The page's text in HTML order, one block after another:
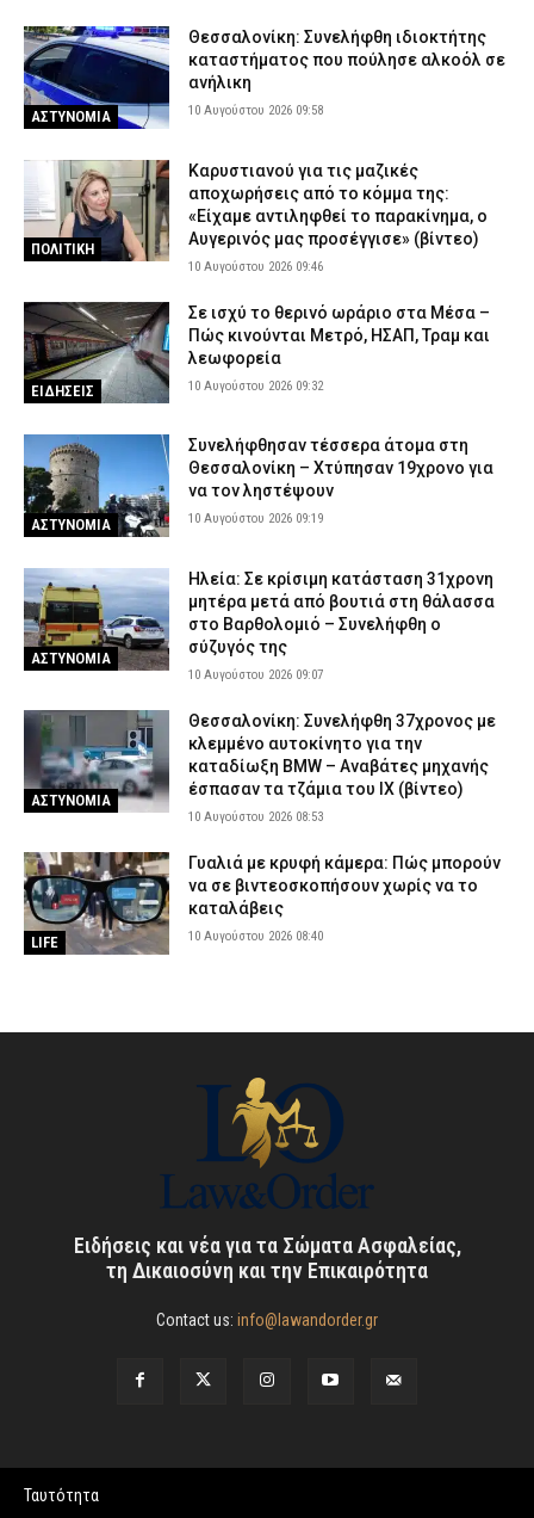
ΑΣΤΥΝΟΜΙΑ
Θεσσαλονίκη: Συνελήφθη ιδιοκτήτης
καταστήματος που πούλησε αλκοόλ σε
ανήλικη
10 Αυγούστου 2026 09:58
ΠΟΛΙΤΙΚΗ
Καρυστιανού για τις μαζικές
αποχωρήσεις από το κόμμα της:
«Είχαμε αντιληφθεί το παρακίνημα, ο
Αυγερινός μας προσέγγισε» (βίντεο)
10 Αυγούστου 2026 09:46
ΕΙΔΗΣΕΙΣ
Σε ισχύ το θερινό ωράριο στα Μέσα –
Πώς κινούνται Μετρό, ΗΣΑΠ, Τραμ και
λεωφορεία
10 Αυγούστου 2026 09:32
ΑΣΤΥΝΟΜΙΑ
Συνελήφθησαν τέσσερα άτομα στη
Θεσσαλονίκη – Χτύπησαν 19χρονο για
να τον ληστέψουν
10 Αυγούστου 2026 09:19
ΑΣΤΥΝΟΜΙΑ
Ηλεία: Σε κρίσιμη κατάσταση 31χρονη
μητέρα μετά από βουτιά στη θάλασσα
στο Βαρθολομιό – Συνελήφθη ο
σύζυγός της
10 Αυγούστου 2026 09:07
ΑΣΤΥΝΟΜΙΑ
Θεσσαλονίκη: Συνελήφθη 37χρονος με
κλεμμένο αυτοκίνητο για την
καταδίωξη BMW – Αναβάτες μηχανής
έσπασαν τα τζάμια του ΙΧ (βίντεο)
10 Αυγούστου 2026 08:53
LIFE
Γυαλιά με κρυφή κάμερα: Πώς μπορούν
να σε βιντεοσκοπήσουν χωρίς να το
καταλάβεις
10 Αυγούστου 2026 08:40
Ειδήσεις και νέα για τα Σώματα Ασφαλείας,
τη Δικαιοσύνη και την Επικαιρότητα
Contact us: info@lawandorder.gr
Ταυτότητα